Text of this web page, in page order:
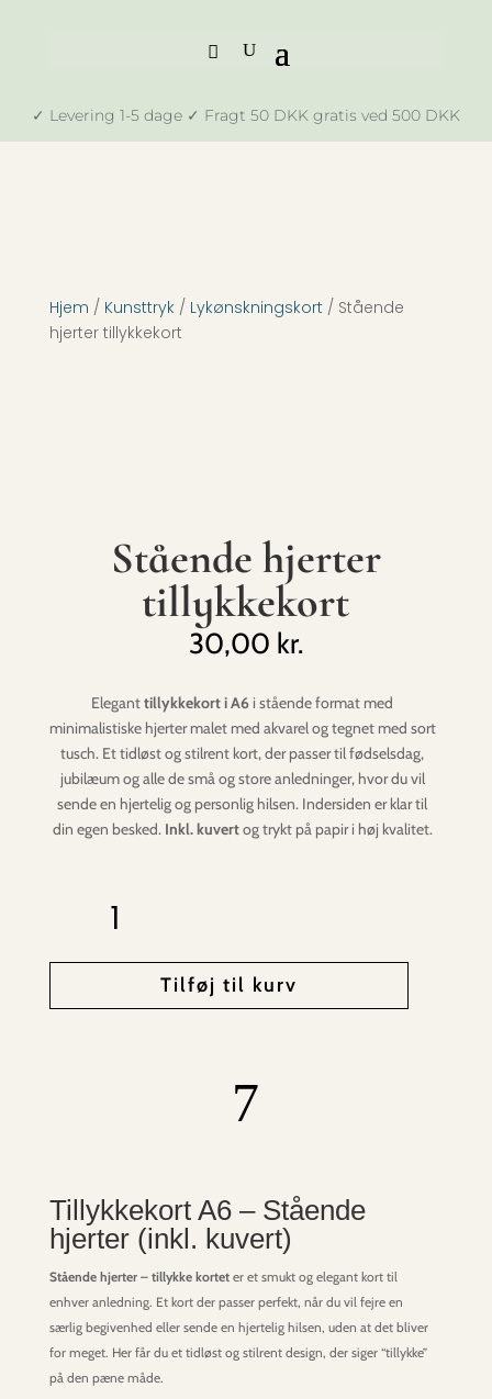
✓ Levering 1-5 dage ✓ Fragt 50 DKK gratis ved 500 DKK
Hjem / Kunsttryk/ Lykønskningskort / Stående
hjerter tillykkekort
Stående hjerter
tillykkekort
30,00 kr.
Eleganttillykkekort i A6 i stående format med
minimalistiske hjerter malet med akvarel og tegnet med sort
tusch. Et tidløst og stilrent kort, der passer til fødselsdag,
jubilæum og alle de små og store anledninger, hvor du vil
sende en hjertelig og personlig hilsen. Indersiden er klar til
din egen besked. Inkl. kuvertog trykt på papir i høj kvalitet.
antal
Tilføj til kurv
7
Tillykkekort A6 – Stående
hjerter (inkl. kuvert)
Stående hjerter – tillykke korteter et smukt og elegant kort til
enhver anledning. Et kort der passer perfekt, når du vil fejre en
særlig begivenhed eller sende en hjertelig hilsen, uden at det bliver
for meget. Her får du et tidløst og stilrent design, der siger “tillykke”
på den pæne måde.